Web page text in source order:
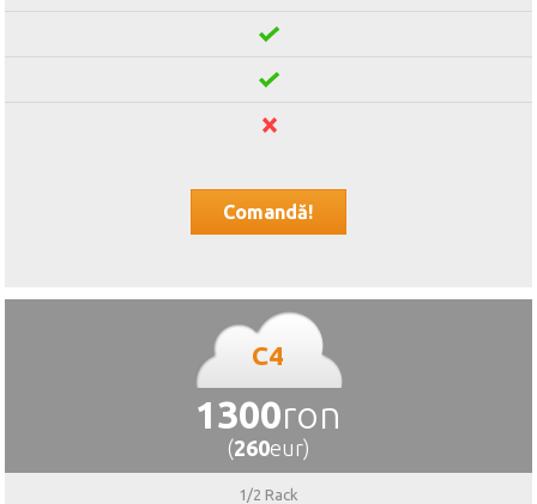
Comandă!
C4
1300ron
(260eur)
1/2 Rack